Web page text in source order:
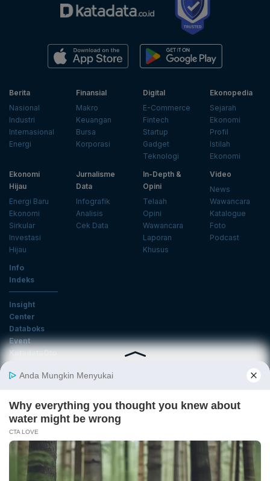
Berita
Nasional
Industri
Internasional
Energi
Finansial
Makro
Keuangan
Bursa
Korporasi
Digital
E-Commerce
Fintech
Startup
Gadget
Teknologi
Ekonopedia
Sejarah
Ekonomi
Profil
Istilah
Ekonomi
Ekonomi
Hijau
Energi Baru
Ekonomi
Sirkular
Investasi
Hijau
Jurnalisme
Data
Infografik
Analisis
Cek Data
In-Depth &
Opini
Telaah
Opini
Wawancara
Laporan
Khusus
Video
News
Wawancara
Katalogue
Foto
Podcast
Info
Indeks
Insight
Center
Databoks
Event
KatadataOto
Email
Daftar